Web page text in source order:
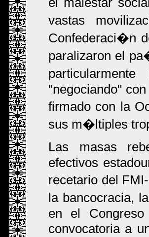
vastas
Confederaci�n
paralizaron el
"negociando"
firmado con la
sus m�ltiples
Las masas
efectivos
recetario del
la bancocracia,
en el Congreso
convocatoria a